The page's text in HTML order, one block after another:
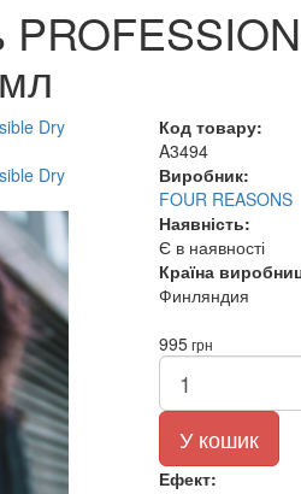
Код товару:
A3494
Виробник:
FOUR REASONS
Наявність:
Є в наявності
Країна
Финляндия
995грн
У кошик
Ефект: